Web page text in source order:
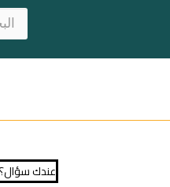
عندك